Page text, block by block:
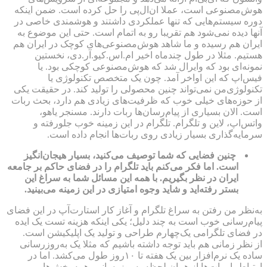
هوش‌مصنوعی است، عملا ان‌ال‌پی را حل کرده است. ضمن اینکه
دوره سیستم‌هایی که تنها عملکردی داشتند و هوشمندی خاصی در
آنها دیده نمی‌شود هم تقریبا رو به اتمام است. حتی این موضوع به
ایران هم رسیده و ما شاهد هوش‌مصنوعی‌های کوچک در ایران هم
هستیم. مثلا در طول چندماه اخیر ام‌.اس.‌کیو.آر.‌دی، نخستین
نمونه‌ای بود که وایرال شد که هوش‌مصنوعی کوچکی بود. یا
فیس‌اپ که این اواخر آمد. چون یک متخصص تکنولوژی یا
تکنولوژی‌من نمی‌تواند چنین محصولی را تولید کند. در حقیقت یکی
از حوزه‌های خیلی خوب که ظرفیت‌های زیادی هم دارد، بحث ربات
است. الان بسیاری از پیام‌رسان‌ها ربات دارند. مسنجر یاهو،
واتس‌اپ، لاین و تلگرام. تلگرام در این زمینه خوب جلورفته و
سرمایه‌گذاری بسیار زیادی روی ربات‌ها انجام داده است.
چنین فضایی که شما توصیف می‌کنید، بسیار هیجان‌انگیز
است. اما فکر می‌کنم باید تلگرام را در فضای حاکم بر جامعه
ایران در نظر بگیریم. با همه این مسائل شما به سراغ این
بستر رفته‌اید و شاید وجوه امتیازی در این زمینه می‌بینید.
به‌نظر من رفتن به سراغ تلگرام و آغاز کار استارت‌آپ در این فضای
پیام‌رسانی خوب است به چند دلیل؛ یکی اینکه هزینه تست یک ایده
در فضای تلگرامی یک‌چهارم طراحی و تولید یک اپلیکیشن است.
از نظر زمانی هم باید توجه داشته باشیم که مثلا یک به‌روزرسانی
ساده یک نرم‌افزار بین یک هفته تا ۱۰روز طول می‌کشد. اما در